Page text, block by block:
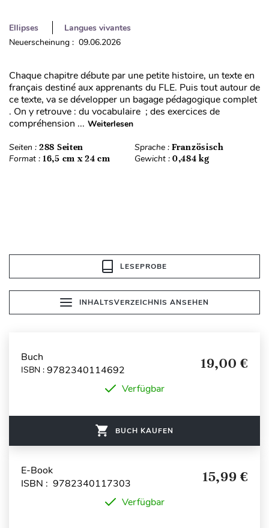
Ellipses
Langues vivantes
Neuerscheinung : 09.06.2026
Chaque chapitre débute par une petite histoire, un texte en
français destiné aux apprenants du FLE. Puis tout autour de
ce texte, va se développer un bagage pédagogique complet
. On y retrouve : du vocabulaire ; des exercices de
compréhension ... Weiterlesen
Seiten : 288 Seiten Sprache : Französisch
Format : 16,5 cm x 24 cm Gewicht : 0,484 kg
LESEPROBE
INHALTSVERZEICHNIS ANSEHEN
Buch
ISBN : 9782340114692 19,00 €
Verfügbar
BUCH KAUFEN
E-Book
ISBN : 9782340117303
15,99 €
Verfügbar